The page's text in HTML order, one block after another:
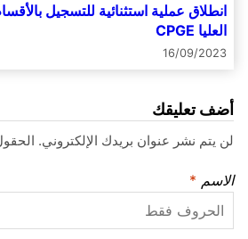
انطلاق عملية استثنائية للتسجيل
العليا CPGE
16/09/2023
أضف تعليقك
لن يتم نشر عنوان بريدك الإلكتروني.
الاسم *